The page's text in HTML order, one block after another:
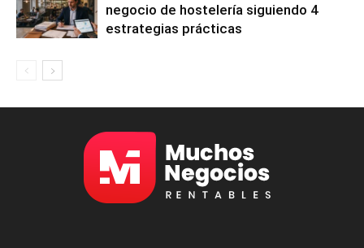
negocio de hostelería siguiendo 4
estrategias prácticas